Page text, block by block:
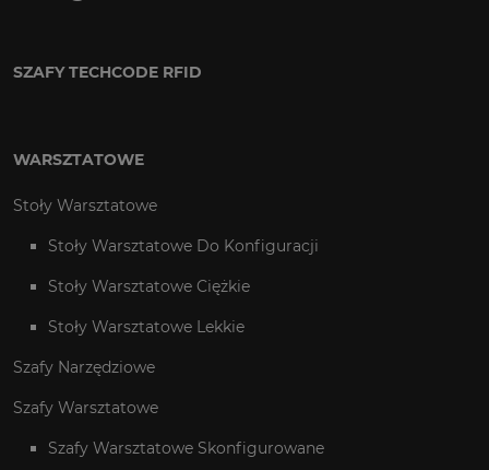
SZAFY TECHCODE RFID
WARSZTATOWE
Stoły Warsztatowe
Stoły Warsztatowe Do Konfiguracji
Stoły Warsztatowe Ciężkie
Stoły Warsztatowe Lekkie
Szafy Narzędziowe
Szafy Warsztatowe
Szafy Warsztatowe Skonfigurowane